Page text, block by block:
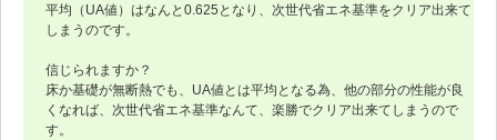
平均（UA値）はなんと0.625となり、次世代省エネ基準をクリア出来て
しまうのです。
信じられますか？
床か基礎が無断熱でも、UA値とは平均となる為、他の部分の性能が良
くなれば、次世代省エネ基準なんて、楽勝でクリア出来てしまうので
す。